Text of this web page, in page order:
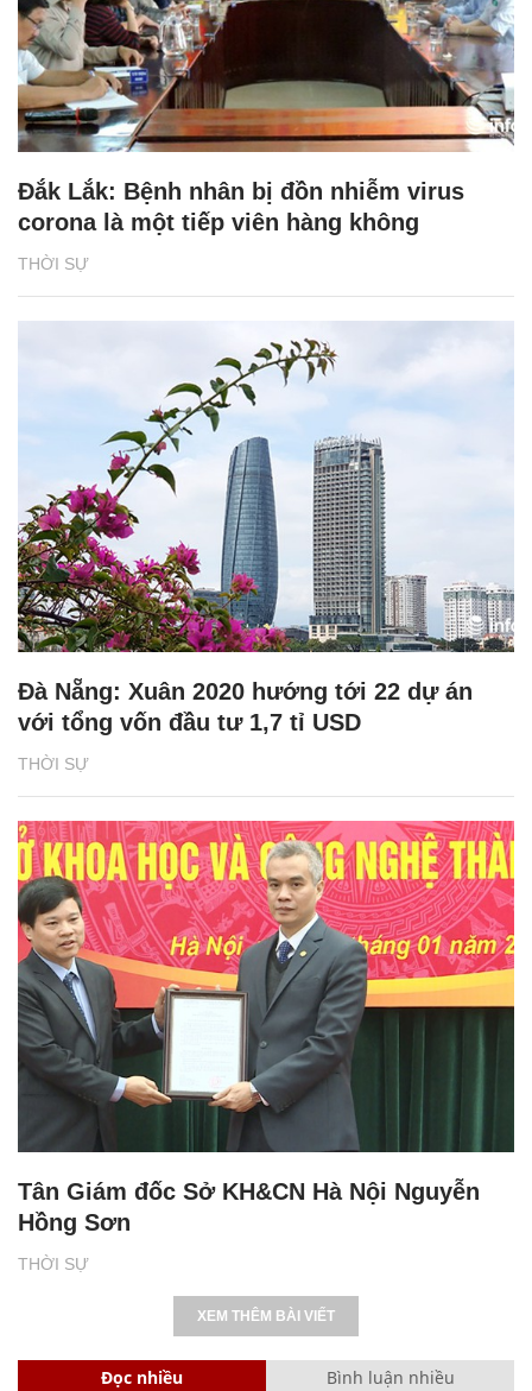
THỜI SỰ
Đắk Lắk: Bệnh nhân bị đồn nhiễm virus
corona là một tiếp viên hàng không
THỜI SỰ
Đà Nẵng: Xuân 2020 hướng tới 22 dự án
với tổng vốn đầu tư 1,7 tỉ USD
THỜI SỰ
Tân Giám đốc Sở KH&CN Hà Nội Nguyễn
Hồng Sơn
XEM THÊM BÀI VIẾT
Đọc nhiều Bình luận nhiều